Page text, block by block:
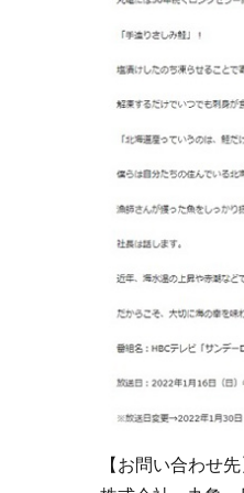
【お問い合わせ